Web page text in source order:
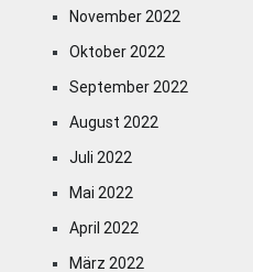
November 2022
Oktober 2022
September 2022
August 2022
Juli 2022
Mai 2022
April 2022
März 2022